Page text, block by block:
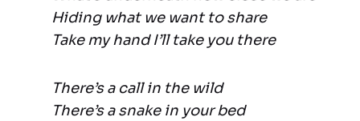
Hiding what we want to share
Take my hand I’ll take you there
There’s a call in the wild
There’s a snake in your bed